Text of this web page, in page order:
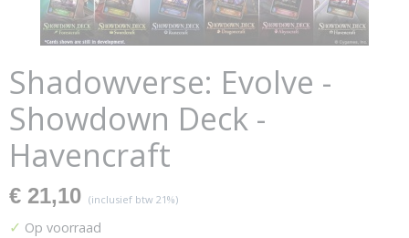
Shadowverse: Evolve -
Showdown Deck -
Havencraft
€ 21,10 (inclusief btw 21%)
✓ Op voorraad